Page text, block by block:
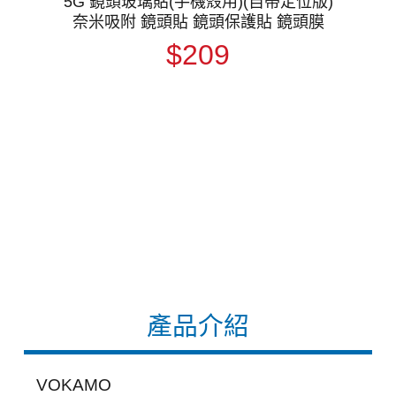
產品介紹
VOKAMO
奈米吸附 鏡頭貼 鏡頭保護貼 鏡頭膜
$209